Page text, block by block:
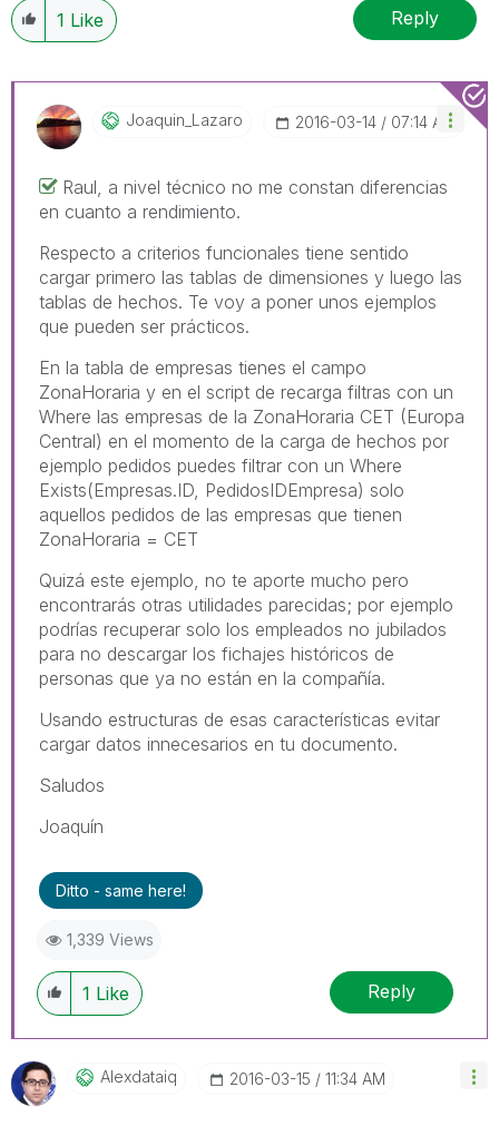
1 Like Reply
Joaquin_Lazaro ‎2016-03-14 07:14 AM
Raul, a nivel técnico no me constan diferencias
en cuanto a rendimiento.
Respecto a criterios funcionales tiene sentido
cargar primero las tablas de dimensiones y luego las
tablas de hechos. Te voy a poner unos ejemplos
que pueden ser prácticos.
En la tabla de empresas tienes el campo
ZonaHoraria y en el script de recarga filtras con un
Where las empresas de la ZonaHoraria CET (Europa
Central) en el momento de la carga de hechos por
ejemplo pedidos puedes filtrar con un Where
Exists(Empresas.ID, PedidosIDEmpresa) solo
aquellos pedidos de las empresas que tienen
ZonaHoraria = CET
Quizá este ejemplo, no te aporte mucho pero
encontrarás otras utilidades parecidas; por ejemplo
podrías recuperar solo los empleados no jubilados
para no descargar los fichajes históricos de
personas que ya no están en la compañía.
Usando estructuras de esas características evitar
cargar datos innecesarios en tu documento.
Saludos
Joaquín
Ditto - same here!
1,339 Views
1 Like Reply
Alexdataiq ‎2016-03-15 11:34 AM